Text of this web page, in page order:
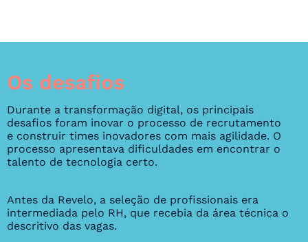
Os desafios
Durante a transformação digital, os principais
desafios foram inovar o processo de recrutamento
e construir times inovadores com mais agilidade. O
processo apresentava dificuldades em encontrar o
talento de tecnologia certo.
Antes da Revelo, a seleção de profissionais era
intermediada pelo RH, que recebia da área técnica o
descritivo das vagas.